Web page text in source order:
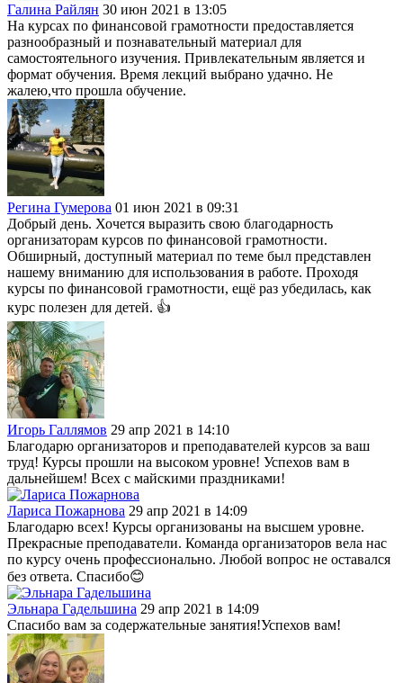
Галина Райлян 30 июн 2021 в 13:05
На курсах по финансовой грамотности предоставляется
разнообразный и познавательный материал для
самостоятельного изучения. Привлекательным является и
формат обучения. Время лекций выбрано удачно. Не
жалею,что прошла обучение.
Регина Гумерова 01 июн 2021 в 09:31
Добрый день. Хочется выразить свою благодарность
организаторам курсов по финансовой грамотности.
Обширный, доступный материал по теме был представлен
нашему вниманию для использования в работе. Проходя
курсы по финансовой грамотности, ещё раз убедилась, как
курс полезен для детей. 👍
Игорь Галлямов 29 апр 2021 в 14:10
Благодарю организаторов и преподавателей курсов за ваш
труд! Курсы прошли на высоком уровне! Успехов вам в
дальнейшем! Всех с майскими праздниками!
Лариса Пожарнова 29 апр 2021 в 14:09
Благодарю всех! Курсы организованы на высшем уровне.
Прекрасные преподаватели. Команда организаторов вела нас
по курсу очень профессионально. Любой вопрос не оставался
без ответа. Спасибо😊
Эльнара Гадельшина 29 апр 2021 в 14:09
Спасибо вам за содержательные занятия!Успехов вам!